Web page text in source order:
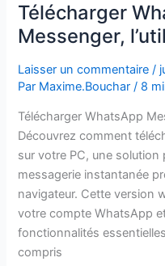
Télécharger
Messenger,
Laisser un commentaire /
Par Maxime.Bouchar/ 8
Télécharger WhatsApp
Découvrez comment
sur votre PC, une
messagerie instantanée
navigateur. Cette version
votre compte WhatsApp
fonctionnalités
compris